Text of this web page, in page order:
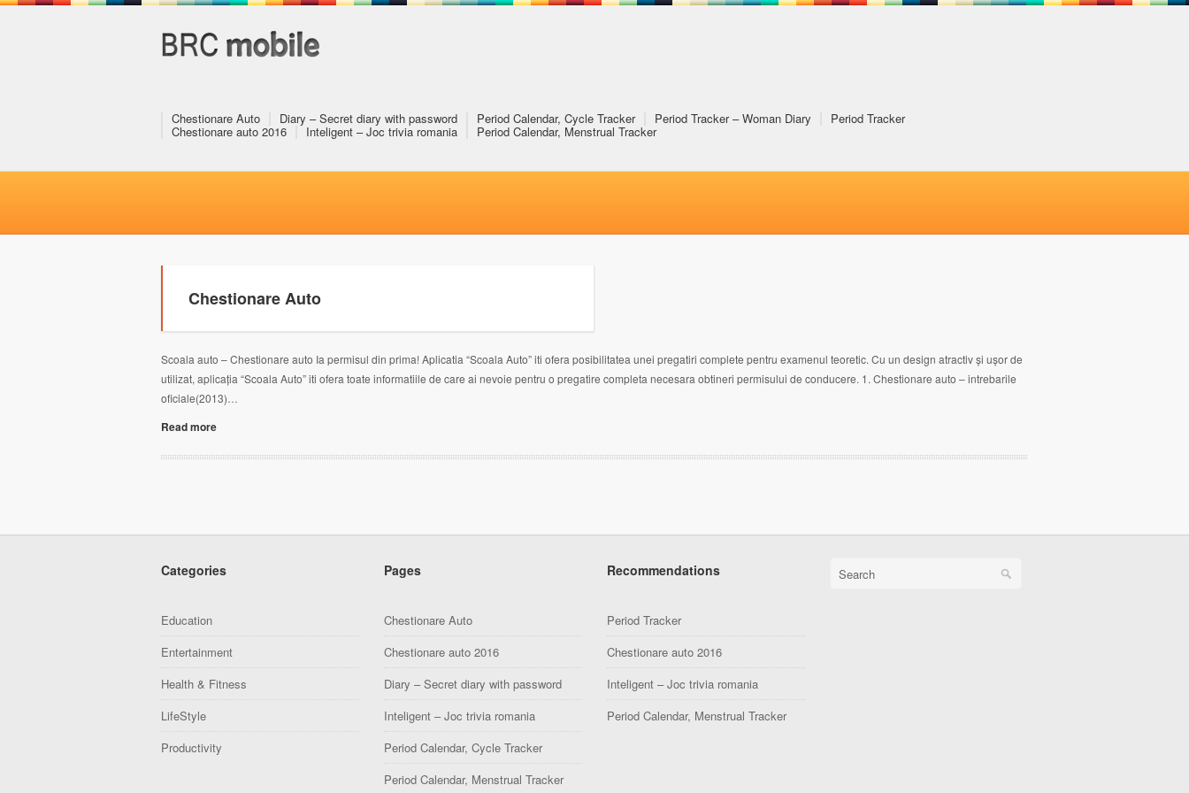
Chestionare Auto Diary – Secret diary with password Period Calendar, Cycle Tracker Period Tracker – Woman Diary Period Tracker
Chestionare auto 2016 Inteligent – Joc trivia romania Period Calendar, Menstrual Tracker
Chestionare Auto
Scoala auto – Chestionare auto Ia permisul din prima! Aplicatia “Scoala Auto” iti ofera posibilitatea unei pregatiri complete pentru examenul teoretic. Cu un design atractiv și ușor de
utilizat, aplicația “Scoala Auto” iti ofera toate informatiile de care ai nevoie pentru o pregatire completa necesara obtineri permisului de conducere. 1. Chestionare auto – intrebarile
oficiale(2013)…
Read more
Categories
Education
Entertainment
Health & Fitness
LifeStyle
Productivity
Pages
Chestionare Auto
Chestionare auto 2016
Diary – Secret diary with password
Inteligent – Joc trivia romania
Period Calendar, Cycle Tracker
Period Calendar, Menstrual Tracker
Recommendations
Period Tracker
Chestionare auto 2016
Inteligent – Joc trivia romania
Period Calendar, Menstrual Tracker